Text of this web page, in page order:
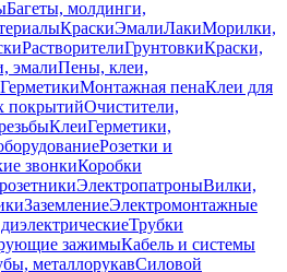
Багеты, молдинги,
КраскиЭмалиЛакиМорилки,
РастворителиГрунтовкиКраски,
эмалиПены, клеи,
ГерметикиМонтажная пенаКлеи для
покрытийОчистители,
КлеиГерметики,
Розетки и
звонкиКоробки
ЭлектропатроныВилки,
ЗаземлениеЭлектромонтажные
Трубки
зажимыКабель и системы
металлорукавСиловой